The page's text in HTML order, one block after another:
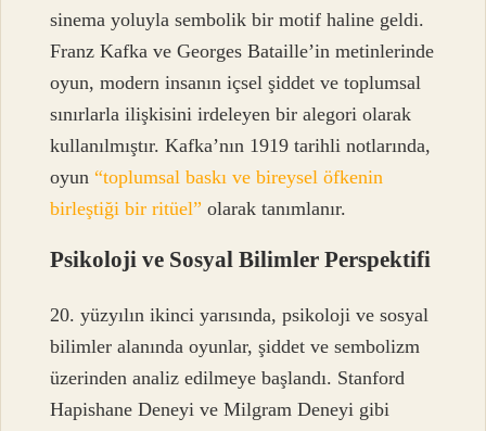
sinema yoluyla sembolik bir motif haline geldi.
Franz Kafka ve Georges Bataille’in metinlerinde
oyun, modern insanın içsel şiddet ve toplumsal
sınırlarla ilişkisini irdeleyen bir alegori olarak
kullanılmıştır. Kafka’nın 1919 tarihli notlarında,
oyun“toplumsal baskı ve bireysel öfkenin
birleştiği bir ritüel” olarak tanımlanır.
Psikoloji ve Sosyal Bilimler Perspektifi
20. yüzyılın ikinci yarısında, psikoloji ve sosyal
bilimler alanında oyunlar, şiddet ve sembolizm
üzerinden analiz edilmeye başlandı. Stanford
Hapishane Deneyi ve Milgram Deneyi gibi